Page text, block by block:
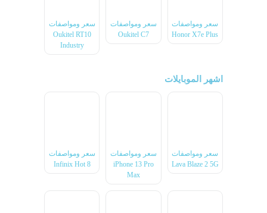
سعر ومواصفات
Honor X7e Plus
سعر ومواصفات
Oukitel C7
سعر ومواصفات
Oukitel RT10
Industry
اشهر الموبايلات
سعر ومواصفات
Lava Blaze 2 5G
سعر ومواصفات
iPhone 13 Pro
Max
سعر ومواصفات
Infinix Hot 8